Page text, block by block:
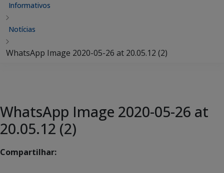
Informativos
Notícias
WhatsApp Image 2020-05-26 at 20.05.12 (2)
WhatsApp Image 2020-05-26 at
20.05.12 (2)
Compartilhar: